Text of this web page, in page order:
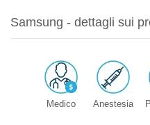
Samsung - dettagli sui
Medico Anestesia